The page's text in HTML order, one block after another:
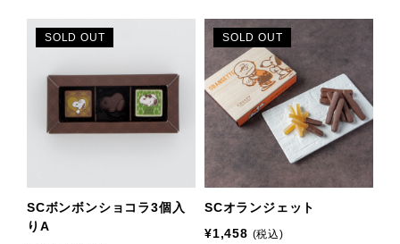
SOLD OUT
SCボンボンショコラ3個入
りA
SOLD OUT
SCオランジェット
¥1,458 (税込)